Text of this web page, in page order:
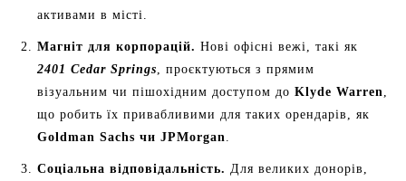
активами в місті.
Магніт для корпорацій. Нові офісні вежі, такі як
2401 Cedar Springs , проєктуються з прямим
візуальним чи пішохідним доступом до Klyde Warren
що робить їх привабливими для таких орендарів, як
Goldman Sachs чи JPMorgan
Соціальна відповідальність. Для великих донорів,